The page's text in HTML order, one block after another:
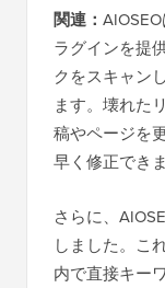
関連：
ラグインを提
クをスキャン
ます。壊れた
稿やページを
早く修正できま
さらに、
しました。こ
内で直接キー